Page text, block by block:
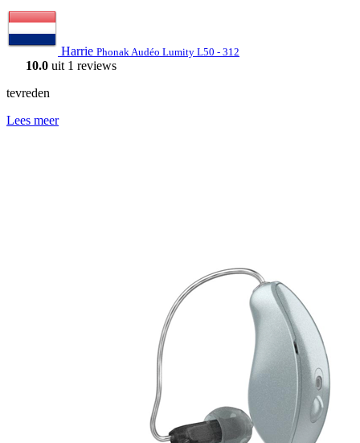
Harrie Phonak Audéo Lumity L50 - 312
10.0 uit 1 reviews
tevreden
Lees meer